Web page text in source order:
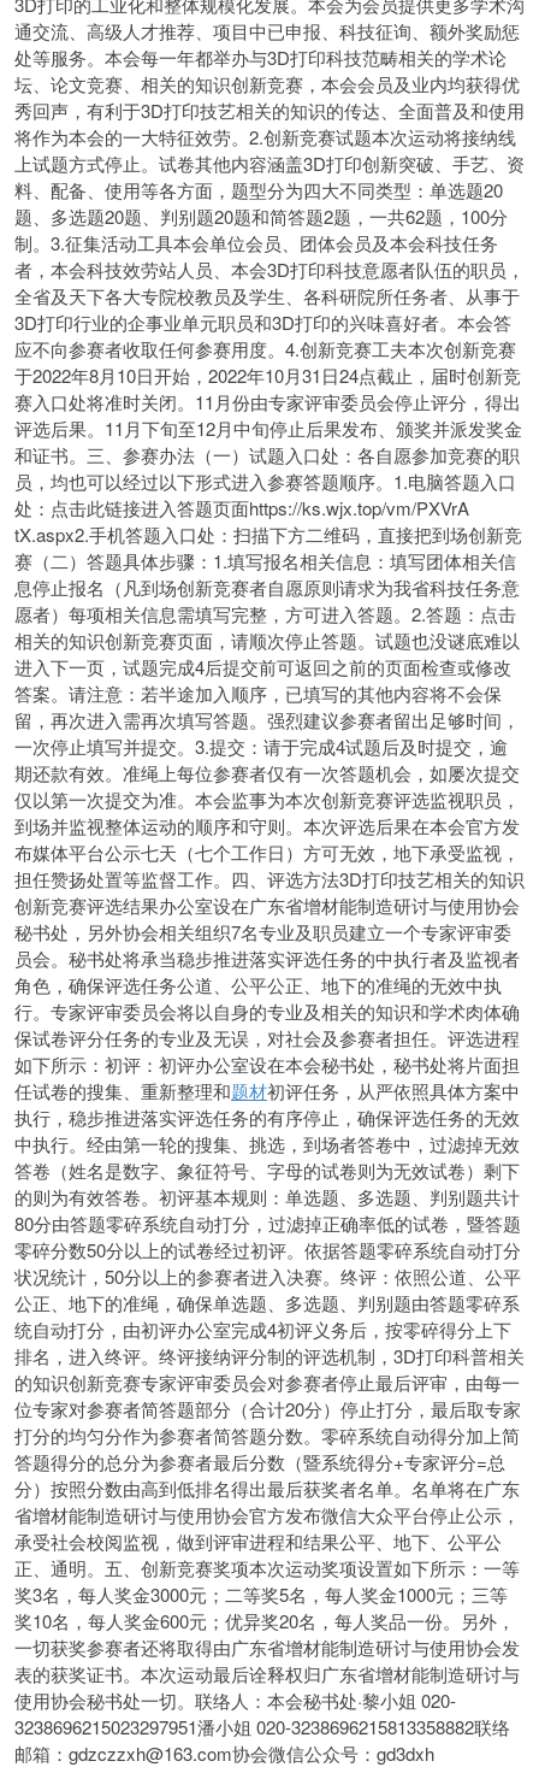
通交流、高级人才推荐、项目中已申报、科技征询、额外奖励惩
处等服务。本会每一年都举办与3D打印科技范畴相关的学术论
坛、论文竞赛、相关的知识创新竞赛，本会会员及业内均获得优
秀回声，有利于3D打印技艺相关的知识的传达、全面普及和使用
将作为本会的一大特征效劳。2.创新竞赛试题本次运动将接纳线
上试题方式停止。试卷其他内容涵盖3D打印创新突破、手艺、资
料、配备、使用等各方面，题型分为四大不同类型：单选题20
题、多选题20题、判别题20题和简答题2题，一共62题，100分
制。3.征集活动工具本会单位会员、团体会员及本会科技任务
者，本会科技效劳站人员、本会3D打印科技意愿者队伍的职员，
全省及天下各大专院校教员及学生、各科研院所任务者、从事于
3D打印行业的企事业单元职员和3D打印的兴味喜好者。本会答
应不向参赛者收取任何参赛用度。4.创新竞赛工夫本次创新竞赛
于2022年8月10日开始，2022年10月31日24点截止，届时创新竞
赛入口处将准时关闭。11月份由专家评审委员会停止评分，得出
评选后果。11月下旬至12月中旬停止后果发布、颁奖并派发奖金
和证书。三、参赛办法（一）试题入口处：各自愿参加竞赛的职
员，均也可以经过以下形式进入参赛答题顺序。1.电脑答题入口
处：点击此链接进入答题页面https://ks.wjx.top/vm/PXVrA
tX.aspx2.手机答题入口处：扫描下方二维码，直接把到场创新竞
赛（二）答题具体步骤：1.填写报名相关信息：填写团体相关信
息停止报名（凡到场创新竞赛者自愿原则请求为我省科技任务意
愿者）每项相关信息需填写完整，方可进入答题。2.答题：点击
相关的知识创新竞赛页面，请顺次停止答题。试题也没谜底难以
进入下一页，试题完成4后提交前可返回之前的页面检查或修改
答案。请注意：若半途加入顺序，已填写的其他内容将不会保
留，再次进入需再次填写答题。强烈建议参赛者留出足够时间，
一次停止填写并提交。3.提交：请于完成4试题后及时提交，逾
期还款有效。准绳上每位参赛者仅有一次答题机会，如屡次提交
仅以第一次提交为准。本会监事为本次创新竞赛评选监视职员，
到场并监视整体运动的顺序和守则。本次评选后果在本会官方发
布媒体平台公示七天（七个工作日）方可无效，地下承受监视，
担任赞扬处置等监督工作。四、评选方法3D打印技艺相关的知识
创新竞赛评选结果办公室设在广东省增材能制造研讨与使用协会
秘书处，另外协会相关组织7名专业及职员建立一个专家评审委
员会。秘书处将承当稳步推进落实评选任务的中执行者及监视者
角色，确保评选任务公道、公平公正、地下的准绳的无效中执
行。专家评审委员会将以自身的专业及相关的知识和学术肉体确
保试卷评分任务的专业及无误，对社会及参赛者担任。评选进程
如下所示：初评：初评办公室设在本会秘书处，秘书处将片面担
任试卷的搜集、重新整理和题材初评任务，从严依照具体方案中
执行，稳步推进落实评选任务的有序停止，确保评选任务的无效
中执行。经由第一轮的搜集、挑选，到场者答卷中，过滤掉无效
答卷（姓名是数字、象征符号、字母的试卷则为无效试卷）剩下
的则为有效答卷。初评基本规则：单选题、多选题、判别题共计
80分由答题零碎系统自动打分，过滤掉正确率低的试卷，暨答题
零碎分数50分以上的试卷经过初评。依据答题零碎系统自动打分
状况统计，50分以上的参赛者进入决赛。终评：依照公道、公平
公正、地下的准绳，确保单选题、多选题、判别题由答题零碎系
统自动打分，由初评办公室完成4初评义务后，按零碎得分上下
排名，进入终评。终评接纳评分制的评选机制，3D打印科普相关
的知识创新竞赛专家评审委员会对参赛者停止最后评审，由每一
位专家对参赛者简答题部分（合计20分）停止打分，最后取专家
打分的均匀分作为参赛者简答题分数。零碎系统自动得分加上简
答题得分的总分为参赛者最后分数（暨系统得分+专家评分=总
分）按照分数由高到低排名得出最后获奖者名单。名单将在广东
省增材能制造研讨与使用协会官方发布微信大众平台停止公示，
承受社会校阅监视，做到评审进程和结果公平、地下、公平公
正、通明。五、创新竞赛奖项本次运动奖项设置如下所示：一等
奖3名，每人奖金3000元；二等奖5名，每人奖金1000元；三等
奖10名，每人奖金600元；优异奖20名，每人奖品一份。另外，
一切获奖参赛者还将取得由广东省增材能制造研讨与使用协会发
表的获奖证书。本次运动最后诠释权归广东省增材能制造研讨与
使用协会秘书处一切。联络人：本会秘书处·黎小姐 020-
3238696215023297951潘小姐 020-3238696215813358882联络
邮箱：gdzczzxh@163.com协会微信公众号：gd3dxh